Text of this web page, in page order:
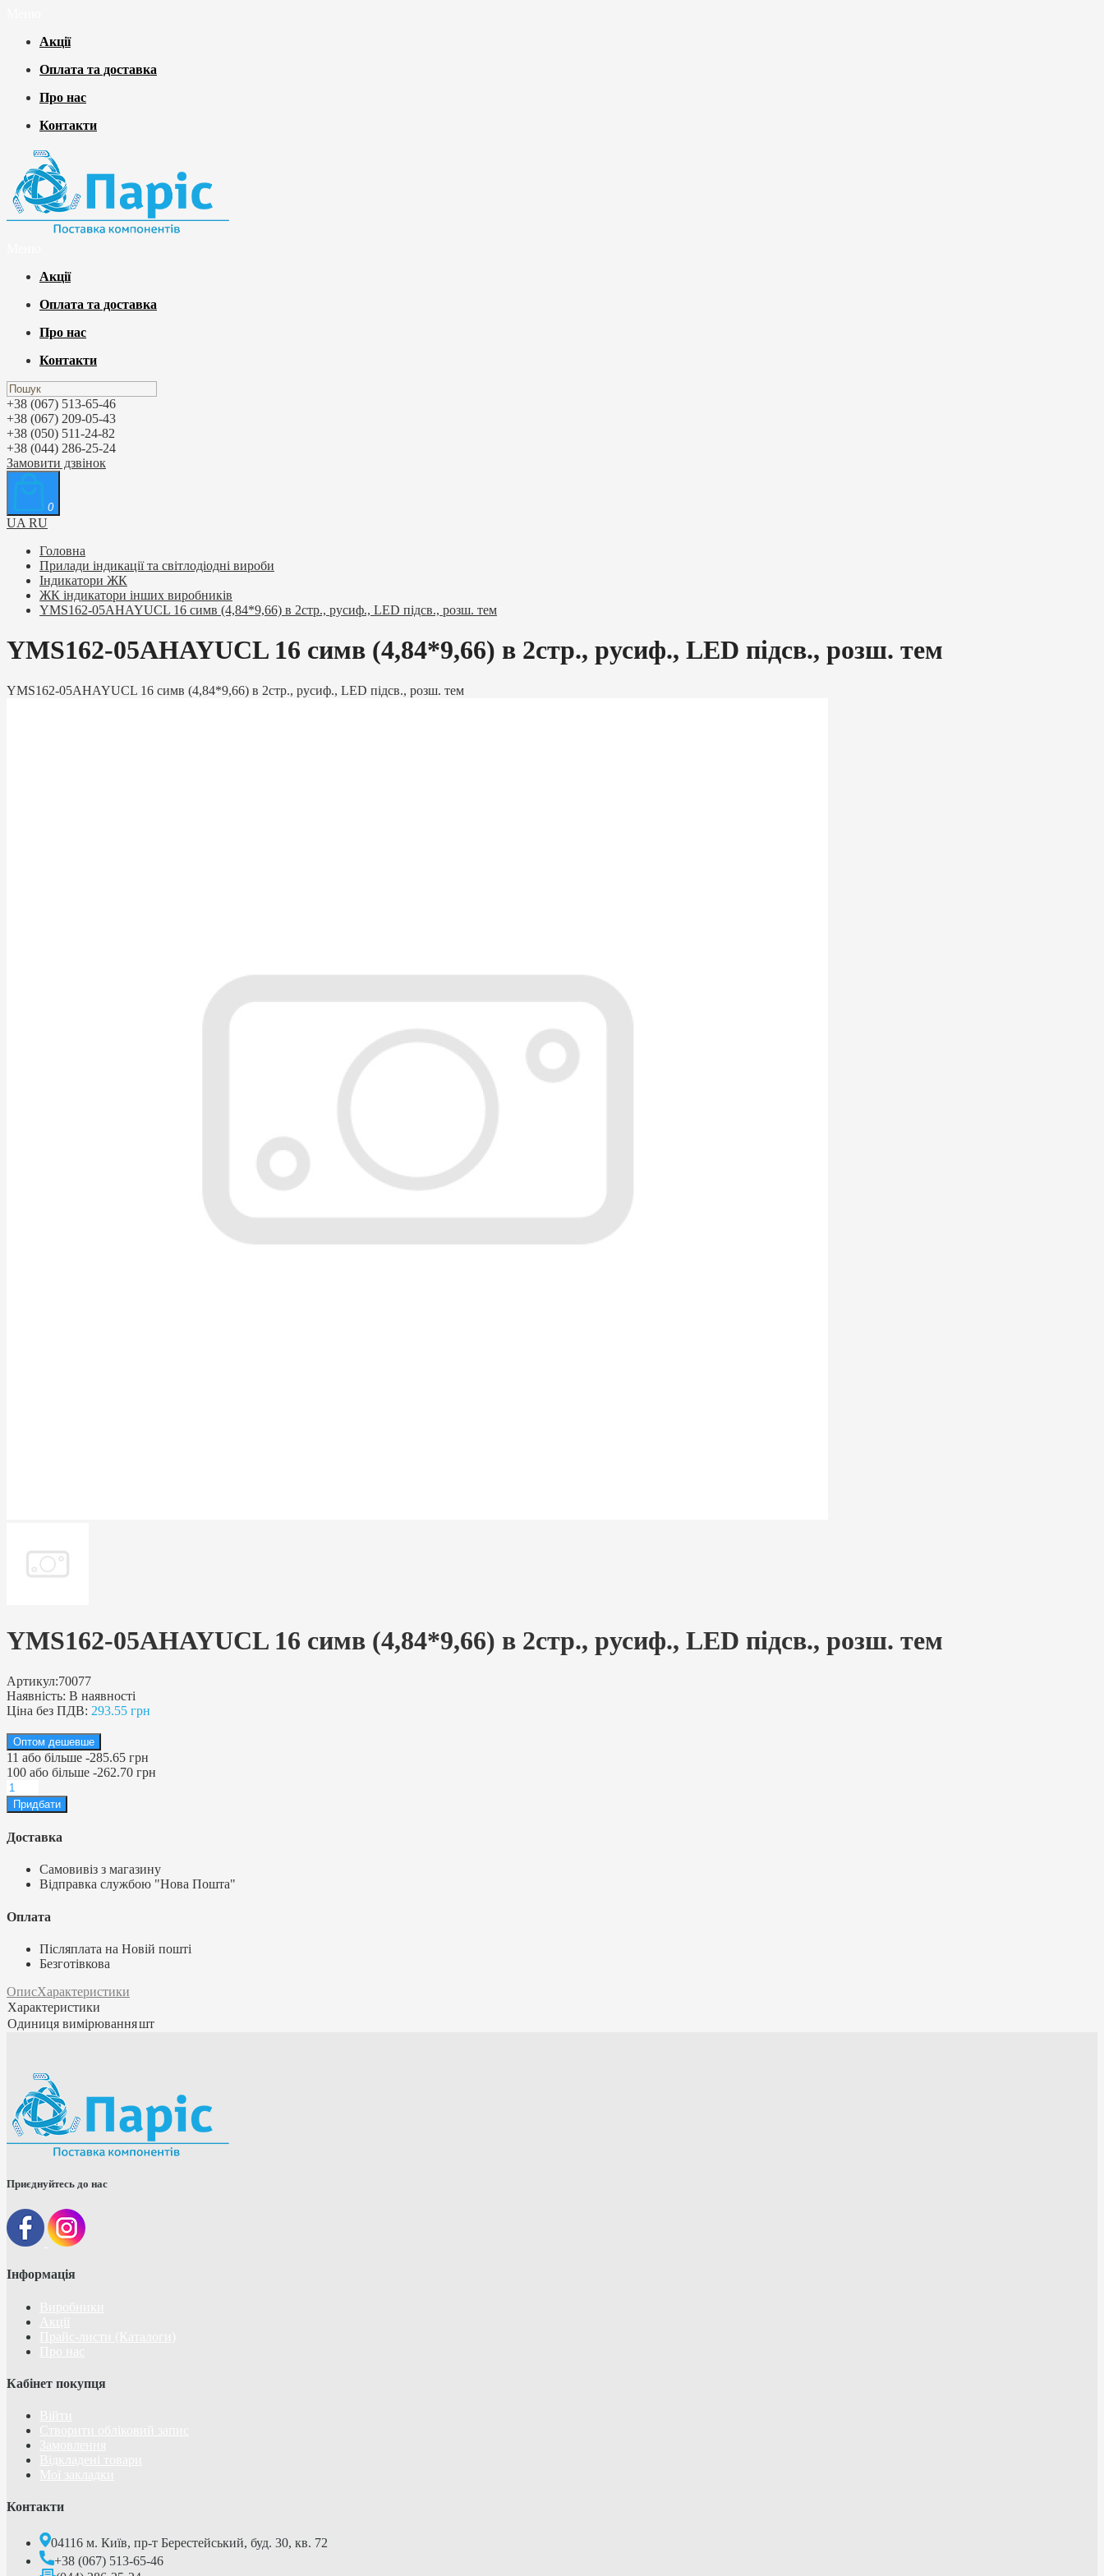
Акції
Оплата та доставка
Про нас
Контакти
Акції
Оплата та доставка
Про нас
Контакти
+38 (067) 513-65-46
+38 (067) 209-05-43
+38 (050) 511-24-82
+38 (044) 286-25-24
Замовити дзвінок
0
UA RU
Головна
Прилади індикації та світлодіодні вироби
Індикатори ЖК
ЖК індикатори інших виробників
YMS162-05AHAYUCL 16 cимв (4,84*9,66) в 2стр., русиф., LED підсв., розш. тем
YMS162-05AHAYUCL 16 cимв (4,84*9,66) в 2стр., русиф., LED підсв., розш. тем
YMS162-05AHAYUCL 16 cимв (4,84*9,66) в 2стр., русиф., LED підсв., розш. тем
YMS162-05AHAYUCL 16 cимв (4,84*9,66) в 2стр., русиф., LED підсв., розш. тем
Артикул:70077
Наявність: В наявності
Ціна без ПДВ: 293.55 грн
Оптом дешевше
11 або більше -285.65 грн
100 або більше -262.70 грн
Доставка
Самовивіз з магазину
Відправка службою "Нова Пошта"
Оплата
Післяплата на Новій пошті
Безготівкова
ОписХарактеристики
Характеристики
Одиниця вимірюванняшт
Приєднуйтесь до нас
Інформація
Кабінет покупця
Контакти
04116 м. Київ, пр-т Берестейський, буд. 30, кв. 72
+38 (067) 513-65-46